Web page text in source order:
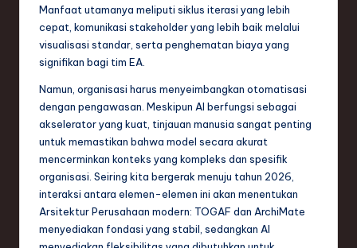
Manfaat utamanya meliputi siklus iterasi yang lebih
cepat, komunikasi stakeholder yang lebih baik melalui
visualisasi standar, serta penghematan biaya yang
signifikan bagi tim EA.
Namun, organisasi harus menyeimbangkan otomatisasi
dengan pengawasan. Meskipun AI berfungsi sebagai
akselerator yang kuat, tinjauan manusia sangat penting
untuk memastikan bahwa model secara akurat
mencerminkan konteks yang kompleks dan spesifik
organisasi. Seiring kita bergerak menuju tahun 2026,
interaksi antara elemen-elemen ini akan menentukan
Arsitektur Perusahaan modern: TOGAF dan ArchiMate
menyediakan fondasi yang stabil, sedangkan AI